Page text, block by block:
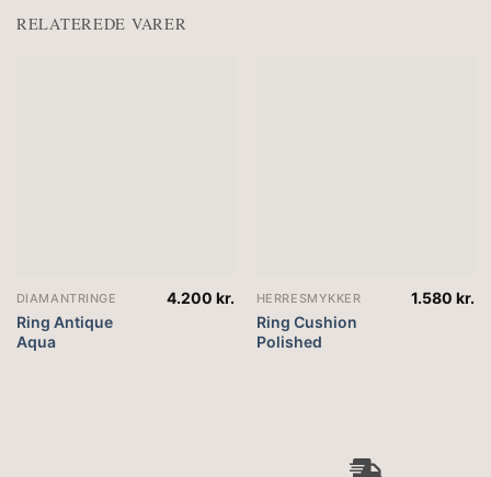
RELATEREDE VARER
DIAMANTRINGE
Ring Antique
Aqua
4.200kr. HERRESMYKKER
Ring Cushion
Polished
1.580kr.